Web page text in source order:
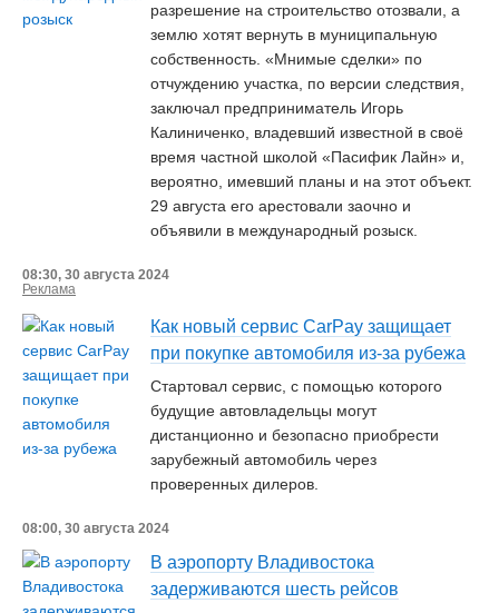
разрешение на строительство отозвали, а
землю хотят вернуть в муниципальную
собственность. «Мнимые сделки» по
отчуждению участка, по версии следствия,
заключал предприниматель Игорь
Калиниченко, владевший известной в своё
время частной школой «Пасифик Лайн» и,
вероятно, имевший планы и на этот объект.
29 августа его арестовали заочно и
объявили в международный розыск.
08:30, 30 августа 2024
Реклама
Как новый сервис CarPay защищает
при покупке автомобиля из-за рубежа
Стартовал сервис, с помощью которого
будущие автовладельцы могут
дистанционно и безопасно приобрести
зарубежный автомобиль через
проверенных дилеров.
08:00, 30 августа 2024
В аэропорту Владивостока
задерживаются шесть рейсов